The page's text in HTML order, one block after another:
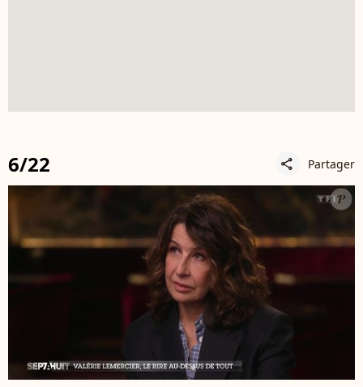
6/22 share Partager